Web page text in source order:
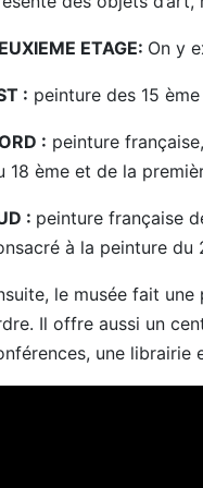
ETAGE: On y
: peinture des 15
: peinture
18 ème et de la
: peinture française
à la peinture du
le musée fait
Il offre aussi un
une librairie